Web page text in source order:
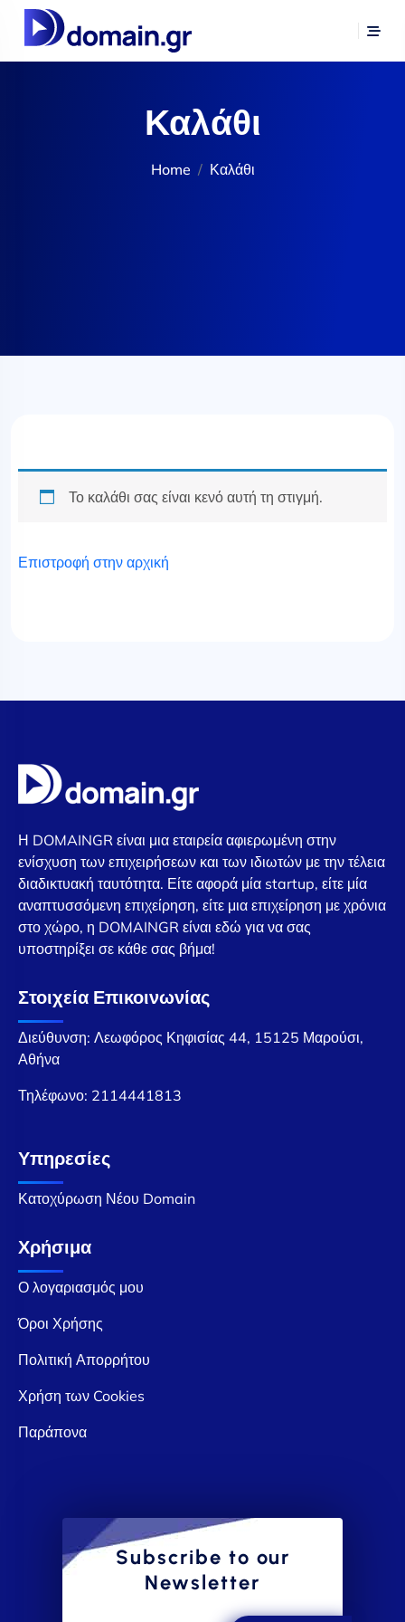
Καλάθι
Home Καλάθι
Το καλάθι σας είναι κενό αυτή τη στιγμή.
Επιστροφή στην αρχική
Η DOMAINGR είναι μια εταιρεία αφιερωμένη στην
ενίσχυση των επιχειρήσεων και των ιδιωτών με την τέλεια
διαδικτυακή ταυτότητα. Είτε αφορά μία startup, είτε μία
αναπτυσσόμενη επιχείρηση, είτε μια επιχείρηση με χρόνια
στο χώρο, η DOMAINGR είναι εδώ για να σας
υποστηρίξει σε κάθε σας βήμα!
Στοιχεία Επικοινωνίας
Διεύθυνση: Λεωφόρος Κηφισίας 44, 15125 Μαρούσι,
Αθήνα
Τηλέφωνο: 2114441813
Υπηρεσίες
Κατοχύρωση Νέου Domain
Χρήσιμα
Ο λογαριασμός μου
Όροι Χρήσης
Πολιτική Απορρήτου
Χρήση των Cookies
Παράπονα
Subscribe to our
Newsletter